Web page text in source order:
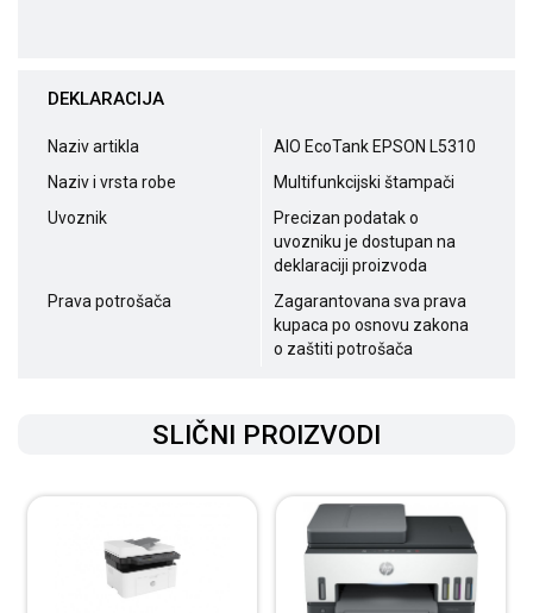
DEKLARACIJA
Naziv artikla
AIO EcoTank EPSON L5310
Naziv i vrsta robe
Multifunkcijski štampači
Uvoznik
Precizan podatak o
uvozniku je dostupan na
deklaraciji proizvoda
Prava potrošača
Zagarantovana sva prava
kupaca po osnovu zakona
o zaštiti potrošača
SLIČNI PROIZVODI